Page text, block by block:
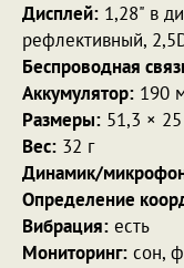
Дисплей: 1,28" в
рефлективный,
Беспроводная
Аккумулятор: 190
Размеры: 51,3 ×
Вес: 32 г
Динамик/
Определение
Вибрация: есть
Мониторинг: сон,